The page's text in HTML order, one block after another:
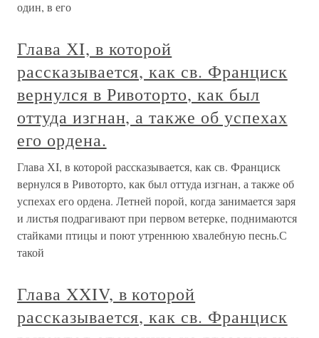
один, в его
Глава ХI, в которой
рассказывается, как св. Франциск
вернулся в Ривоторто, как был
оттуда изгнан, а также об успехах
его ордена.
Глава ХI, в которой рассказывается, как св. Франциск
вернулся в Ривоторто, как был оттуда изгнан, а также об
успехах его ордена. Летней порой, когда занимается заря
и листья подрагивают при первом ветерке, поднимаются
стайками птицы и поют утреннюю хвалебную песнь.С
такой
Глава XXIV, в которой
рассказывается, как св. Франциск